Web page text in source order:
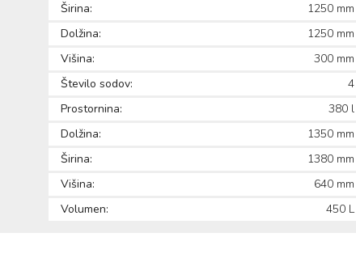
Širina:
1250 mm
Dolžina:
1250 mm
Višina:
300 mm
Število sodov:
4
Prostornina:
380 l
Dolžina:
1350 mm
Širina:
1380 mm
Višina:
640 mm
Volumen:
450 L